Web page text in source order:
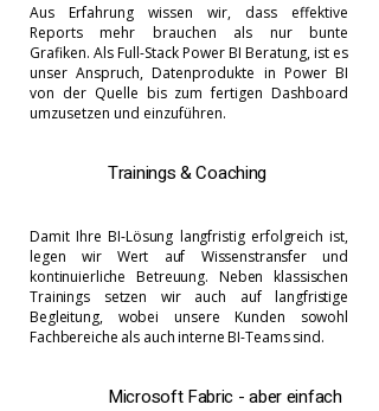
Aus Erfahrung wissen wir, dass effektive
Reports mehr brauchen als nur bunte
Grafiken. Als Full-Stack Power BI Beratung, ist es
unser Anspruch, Datenprodukte in Power BI
von der Quelle bis zum fertigen Dashboard
umzusetzen und einzuführen.
Trainings & Coaching​
Damit Ihre BI-Lösung langfristig erfolgreich ist,
legen wir Wert auf Wissenstransfer und
kontinuierliche Betreuung. Neben klassischen
Trainings setzen wir auch auf langfristige
Begleitung, wobei unsere Kunden sowohl
Fachbereiche als auch interne BI-Teams sind.
Microsoft Fabric - aber einfach​